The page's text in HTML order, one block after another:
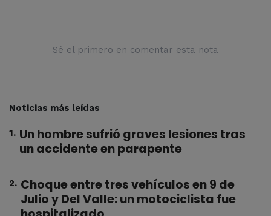
Sé el primero en comentar esta nota
Noticias más leídas
1. Un hombre sufrió graves lesiones tras
un accidente en parapente
2. Choque entre tres vehículos en 9 de
Julio y Del Valle: un motociclista fue